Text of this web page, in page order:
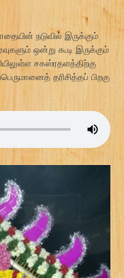
நடுவில் இருக்கும்
ஒன்று கூடி இருக்கும்
சகஸ்ரதளத்திற்கு
தரிசித்தப் பிறகு